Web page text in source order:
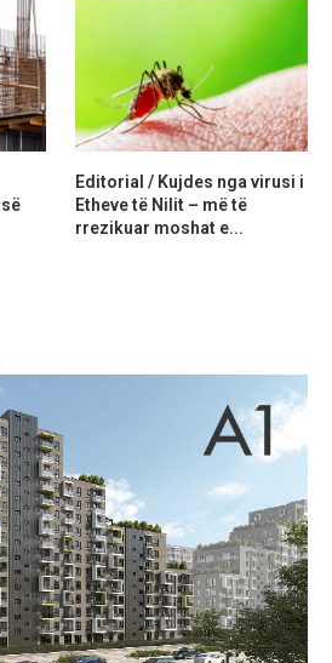
Editorial / Kujdes nga virusi i
Etheve të Nilit – më të
rrezikuar moshat e...